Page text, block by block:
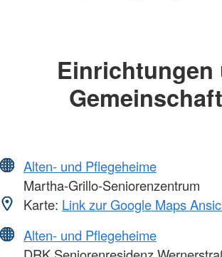
Einrichtungen
Alten- und Pflegeheime
Martha-Grillo-Seniorenzentrum
Karte: Link zur Google Maps
Alten- und Pflegeheime